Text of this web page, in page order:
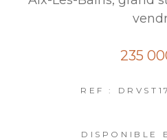
235
REF :
DISPONIBLE